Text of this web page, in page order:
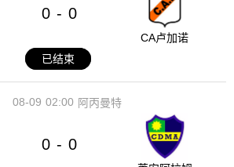
0 - 0
CA卢加诺
已结束
02:00
08-09 阿丙曼特
0 - 0